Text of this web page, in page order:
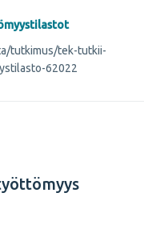
tutkimus/tek-tutkii-
62022